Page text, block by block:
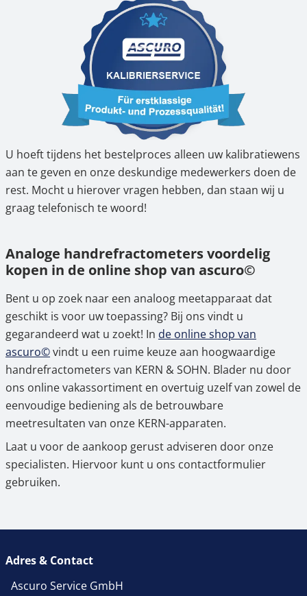
U hoeft tijdens het bestelproces alleen uw kalibratiewens
aan te geven en onze deskundige medewerkers doen de
rest. Mocht u hierover vragen hebben, dan staan wij u
graag telefonisch te woord!
Analoge handrefractometers voordelig
kopen in de online shop van ascuro©
Bent u op zoek naar een analoog meetapparaat dat
geschikt is voor uw toepassing? Bij ons vindt u
gegarandeerd wat u zoekt! In de online shop van
ascuro©vindt u een ruime keuze aan hoogwaardige
handrefractometers van KERN & SOHN. Blader nu door
ons online vakassortiment en overtuig uzelf van zowel de
eenvoudige bediening als de betrouwbare
meetresultaten van onze KERN-apparaten.
Laat u voor de aankoop gerust adviseren door onze
specialisten. Hiervoor kunt u ons contactformulier
gebruiken.
Adres & Contact
Ascuro Service GmbH